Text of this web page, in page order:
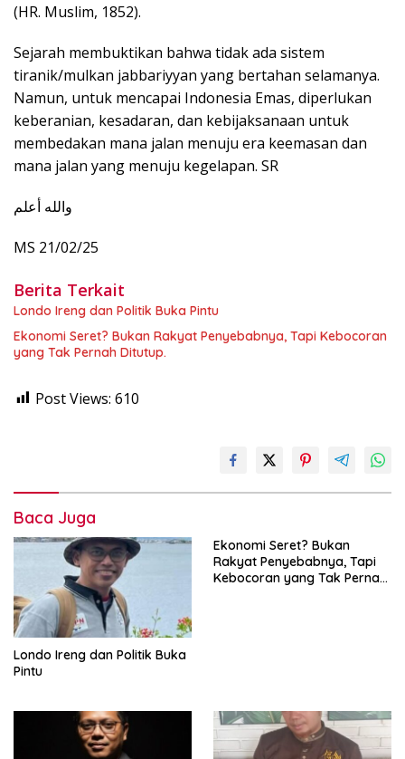
(HR. Muslim, 1852).
Sejarah membuktikan bahwa tidak ada sistem
tiranik/mulkan jabbariyyan yang bertahan selamanya.
Namun, untuk mencapai Indonesia Emas, diperlukan
keberanian, kesadaran, dan kebijaksanaan untuk
membedakan mana jalan menuju era keemasan dan
mana jalan yang menuju kegelapan. SR
والله أعلم
MS 21/02/25
Berita Terkait
Londo Ireng dan Politik Buka Pintu
Ekonomi Seret? Bukan Rakyat Penyebabnya, Tapi Kebocoran
yang Tak Pernah Ditutup.
Post Views: 610
Baca Juga
Londo Ireng dan Politik Buka
Pintu
Ekonomi Seret? Bukan
Rakyat Penyebabnya, Tapi
Kebocoran yang Tak Pernah